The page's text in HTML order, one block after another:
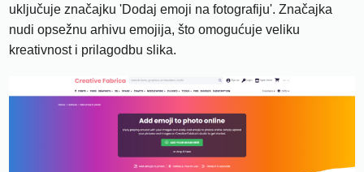
uključuje značajku 'Dodaj emoji na fotografiju'. Značajka
nudi opsežnu arhivu emojija, što omogućuje veliku
kreativnost i prilagodbu slika.